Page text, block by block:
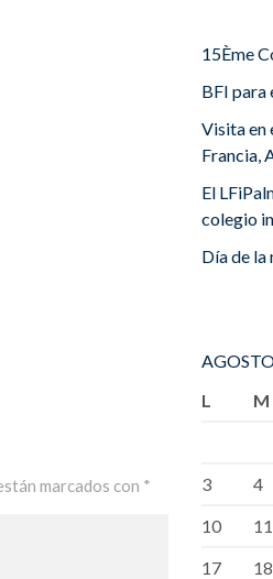
marcados con *
15Ème
BFI para
Visita en
Francia,
El
colegio
Día de la
L
M
3
4
10
11
17
18